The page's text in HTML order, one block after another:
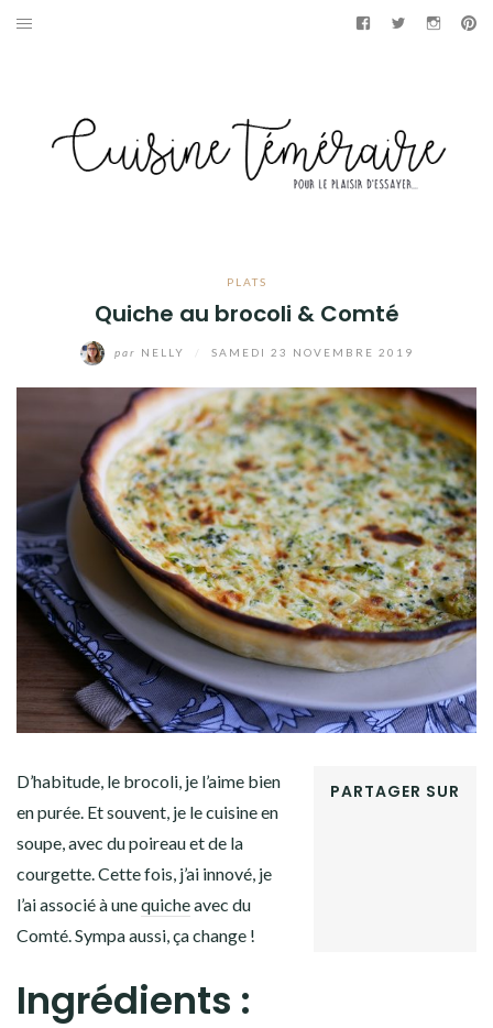
Aller
Facebook
Twitter
PLATS
Quiche au brocoli & Comté
par NELLY SAMEDI 23 NOVEMBRE 2019
PARTAGER SUR
D’habitude, le brocoli, je l’aime bien
en purée. Et souvent, je le cuisine en
soupe, avec du poireau et de la
courgette. Cette fois, j’ai innové, je
l’ai associé à unequicheavec du
Comté. Sympa aussi, ça change !
Ingrédients :
GOURMANDISES
PAINS & BRIOCHES
DÉTOURNEMENTS CULINAIRES
Facebook
TwitterInstagram
Pinterest